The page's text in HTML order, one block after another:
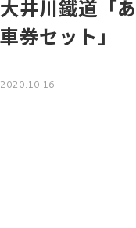
大井川鐵道「
車券セット」
2020.10.16